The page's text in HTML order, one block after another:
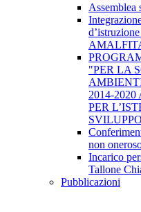
Assemblea
"PER LA
2014-
PER
non
Incarico
Tallone
Pubblicazioni